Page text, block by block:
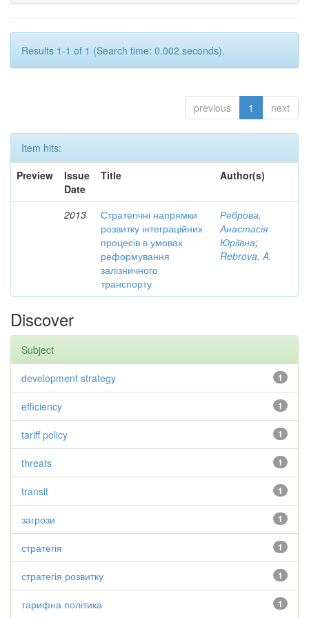
Results 1-1 of 1 (Search time: 0.002 seconds).
previous 1 next
Item hits:
Preview
Issue
Date
Title Author(s)
2013
Стратегічні напрямки
розвитку інтеграційних
процесів в умовах
реформування
залізничного
транспорту
Реброва,
Анастасія
Юріївна;
Rebrova, A.
Discover
Subject
1
development strategy
1
efficiency
1
tariff policy
1
threats
1
transit
1
загрози
1
стратегія
1
стратегія розвитку
1
тарифна політика